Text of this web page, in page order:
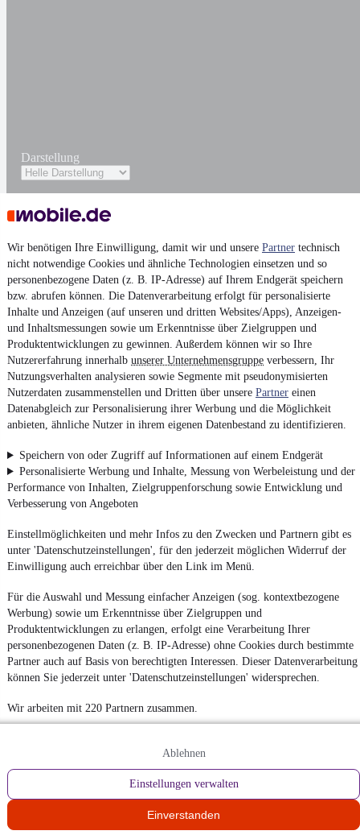
Wir benötigen Ihre Einwilligung, damit wir und unsere Partner technisch
nicht notwendige Cookies und ähnliche Technologien einsetzen und so
personenbezogene Daten (z. B. IP-Adresse) auf Ihrem Endgerät speichern
bzw. abrufen können. Die Datenverarbeitung erfolgt für personalisierte
Inhalte und Anzeigen (auf unseren und dritten Websites/Apps), Anzeigen-
und Inhaltsmessungen sowie um Erkenntnisse über Zielgruppen und
Produktentwicklungen zu gewinnen. Außerdem können wir so Ihre
Nutzererfahrung innerhalb unserer Unternehmensgruppe verbessern, Ihr
Nutzungsverhalten analysieren sowie Segmente mit pseudonymisierten
Nutzerdaten zusammenstellen und Dritten über unsere Partner einen
Datenabgleich zur Personalisierung ihrer Werbung und die Möglichkeit
anbieten, ähnliche Nutzer in ihrem eigenen Datenbestand zu identifizieren.
Speichern von oder Zugriff auf Informationen auf einem Endgerät
Personalisierte Werbung und Inhalte, Messung von Werbeleistung und der
Performance von Inhalten, Zielgruppenforschung sowie Entwicklung und
Verbesserung von Angeboten
Einstellmöglichkeiten und mehr Infos zu den Zwecken und Partnern gibt es
unter 'Datenschutzeinstellungen', für den jederzeit möglichen Widerruf der
Einwilligung auch erreichbar über den Link im Menü.
Für die Auswahl und Messung einfacher Anzeigen (sog. kontextbezogene
Werbung) sowie um Erkenntnisse über Zielgruppen und
Produktentwicklungen zu erlangen, erfolgt eine Verarbeitung Ihrer
personenbezogenen Daten (z. B. IP-Adresse) ohne Cookies durch bestimmte
Partner auch auf Basis von berechtigten Interessen. Dieser Datenverarbeitung
können Sie jederzeit unter 'Datenschutzeinstellungen' widersprechen.
Wir arbeiten mit 220 Partnern zusammen.
Ablehnen
Einstellungen verwalten
Einverstanden
Darstellung